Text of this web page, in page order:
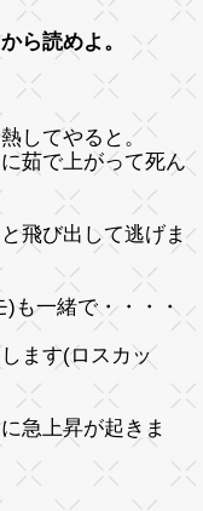
ら読めよ。
してやると。
茹で上がって死ん
飛び出して逃げま
も一緒で・・・・
ます(ロスカッ
急上昇が起きま